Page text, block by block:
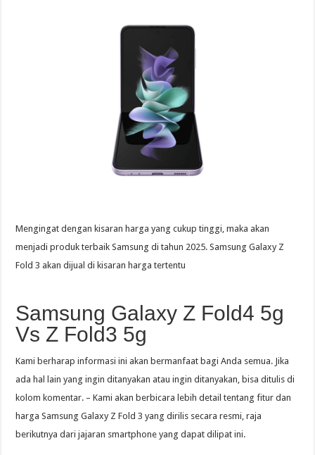
Mengingat dengan kisaran harga yang cukup tinggi, maka akan
menjadi produk terbaik Samsung di tahun 2025. Samsung Galaxy Z
Fold 3 akan dijual di kisaran harga tertentu
Samsung Galaxy Z Fold4 5g
Vs Z Fold3 5g
Kami berharap informasi ini akan bermanfaat bagi Anda semua. Jika
ada hal lain yang ingin ditanyakan atau ingin ditanyakan, bisa ditulis di
kolom komentar. – Kami akan berbicara lebih detail tentang fitur dan
harga Samsung Galaxy Z Fold 3 yang dirilis secara resmi, raja
berikutnya dari jajaran smartphone yang dapat dilipat ini.